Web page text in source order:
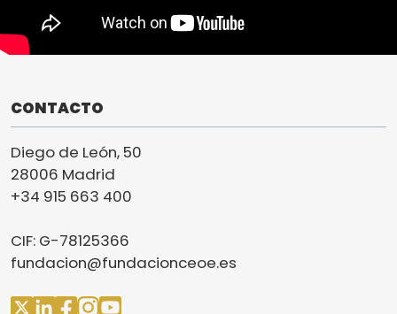
CONTACTO
Diego de León, 50
28006 Madrid
+34 915 663 400
CIF: G-78125366
fundacion@fundacionceoe.es